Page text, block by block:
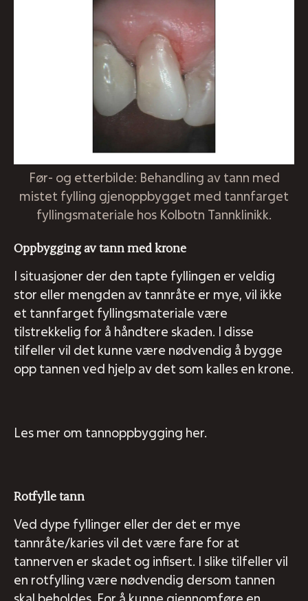
Før- og etterbilde: Behandling av tann med
mistet fylling gjenoppbygget med tannfarget
fyllingsmateriale hos Kolbotn Tannklinikk.
Oppbygging av tann med krone
I situasjoner der den tapte fyllingen er veldig
stor eller mengden av tannråte er mye, vil ikke
et tannfarget fyllingsmateriale være
tilstrekkelig for å håndtere skaden. I disse
tilfeller vil det kunne være nødvendig å bygge
opp tannen ved hjelp av det som kalles en krone.
Les mer om tannoppbygging her.
Rotfylle tann
Ved dype fyllinger eller der det er mye
tannråte/karies vil det være fare for at
tannerven er skadet og infisert. I slike tilfeller vil
en rotfylling være nødvendig dersom tannen